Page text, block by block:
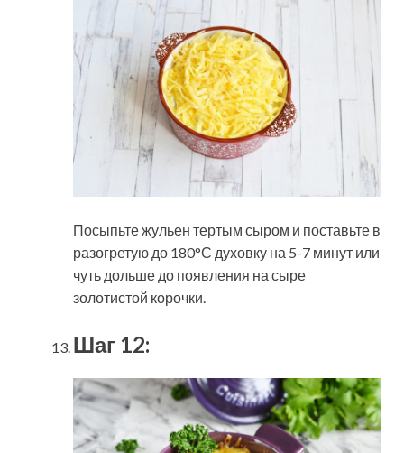
Посыпьте жульен тертым сыром и поставьте в
разогретую до 180°С духовку на 5-7 минут или
чуть дольше до появления на сыре
золотистой корочки.
Шаг 12: